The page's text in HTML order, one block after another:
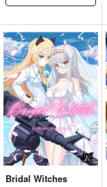
Bridal Witches